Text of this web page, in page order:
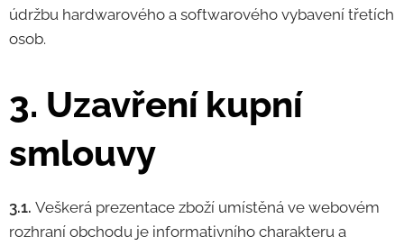
údržbu hardwarového a softwarového vybavení třetích
osob.
3. Uzavření kupní
smlouvy
3.1. Veškerá prezentace zboží umístěná ve webovém
rozhraní obchodu je informativního charakteru a